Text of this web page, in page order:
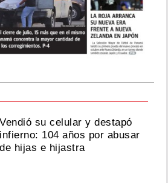
Vendió su celular y destapó
infierno: 104 años por abusar
de hijas e hijastra